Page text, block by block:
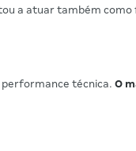
a atuar também
técnica. O